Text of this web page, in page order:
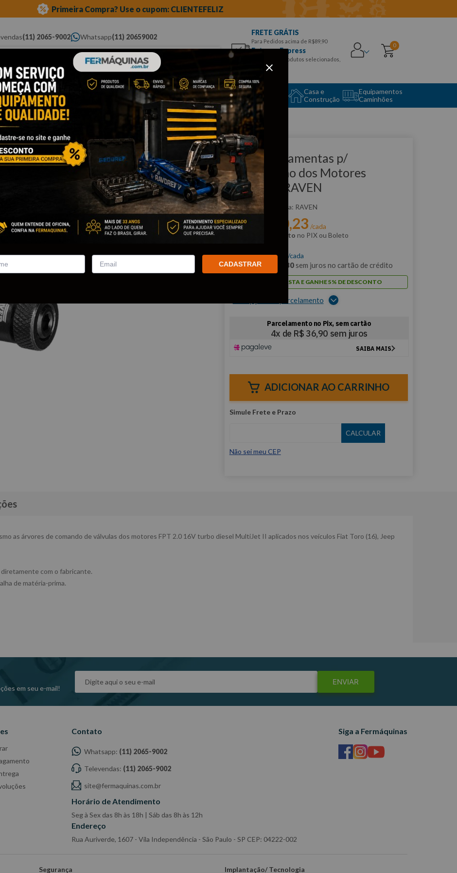
Primeira Compra? Use o cupom: CLIENTEFELIZ
(11) 2065-9002 Whatsapp(11) 20659002
o que você procura...
FRETE GRÁTIS
Para Pedidos acima de R$89,90
Entrega Express
para CEPS e produtos selecionados,
Aproveite!
0
Elétricas
Ferramentas
Ferramentas
Automotivas Especiais
Equipamento
Auto Center
Casa e
Construção
Equipamentos
Caminhões
linha fiat motor e câmbio
Clique e veja!
Par de Ferramentas p/
Sincronismo dos Motores
MultiJet - RAVEN
:R141016 RAVEN
Por:R$ 140,23 /cada
5% de desconto no PIX ou Boleto
R$147,61 /cada
Em12x de 30sem juros no cartão de crédito
PAGUE À VISTA E GANHE 5% DE DESCONTO
Ver opções de parcelamento
ADICIONAR AO CARRINHO
Não sei meu CEP
as árvores de comando de válvulas dos motores FPT 2.0 16V turbo diesel MultiJet II aplicados nos veículos Fiat Toro (16), Jeep
com o fabricante.
de matéria-prima.
em seu e-mail!
ENVIAR
Contato
Whatsapp: (11) 2065-9002
Televendas: (11) 2065-9002
site@fermaquinas.com.br
Horário de Atendimento
Seg à Sex das 8h às 18h | Sáb das 8h às 12h
Endereço
Rua Auriverde, 1607 - Vila Independência - São Paulo - SP CEP: 04222-002
Siga a Fermáquinas
Segurança Implantação/ Tecnologia
CADASTRAR